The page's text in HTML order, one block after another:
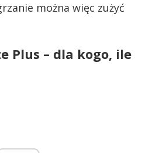
można więc zużyć
Plus – dla kogo, ile